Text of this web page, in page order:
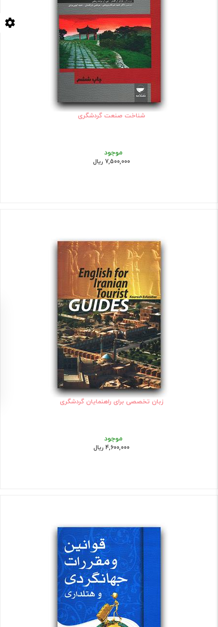
شناخت صنعت گردشگری
موجود
7,500,000 ریال
زبان تخصصی برای راهنمایان گردشگری
موجود
4,600,000 ریال